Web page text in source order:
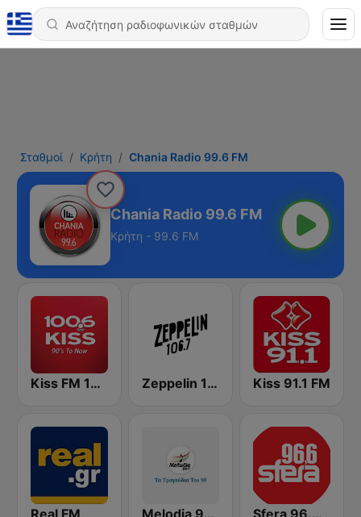
Σταθμοί Κρήτη Chania Radio 99.6 FM
Chania Radio 99.6 FM
Κρήτη - 99.6 FM
Kiss FM 100.6 Zeppelin 106.7 FM Kiss 91.1 FM
Real FM Melodia 90s Sfera 96.6 FM